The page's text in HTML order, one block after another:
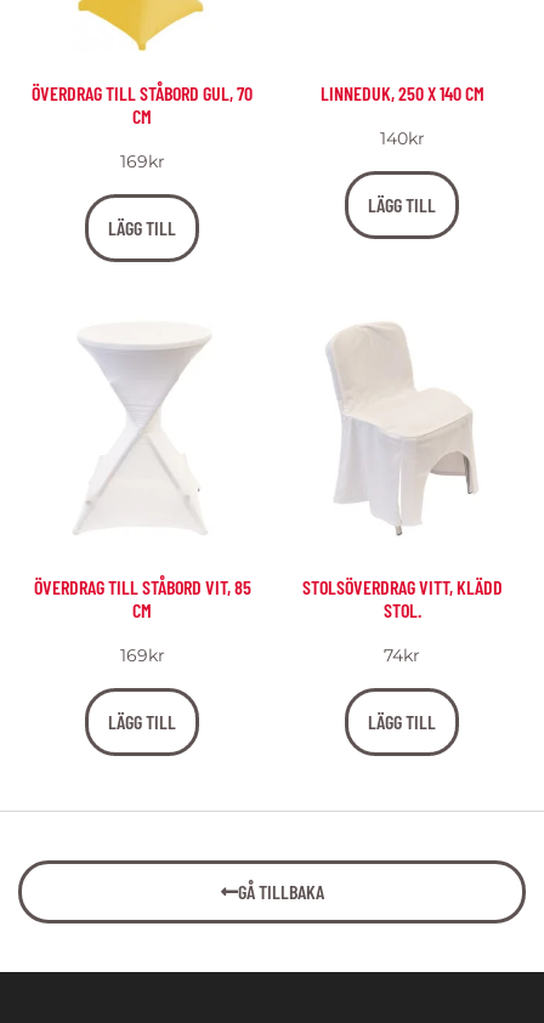
ÖVERDRAG TILL STÅBORD GUL, 70
CM
169kr
LÄGG TILL
LINNEDUK, 250 X 140 CM
140kr
LÄGG TILL
ÖVERDRAG TILL STÅBORD VIT, 85
CM
169kr
LÄGG TILL
STOLSÖVERDRAG VITT, KLÄDD
STOL.
74kr
LÄGG TILL
GÅ TILLBAKA